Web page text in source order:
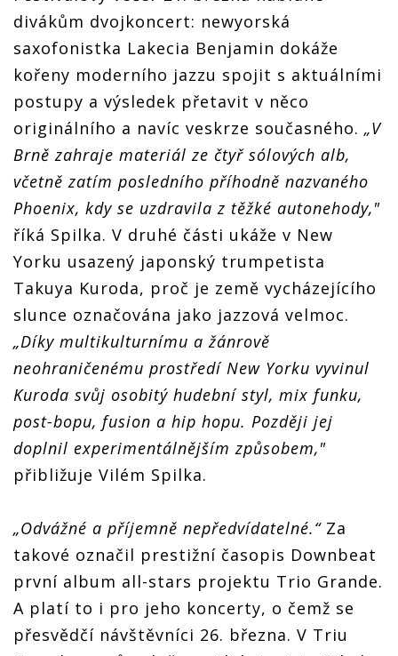
divákům dvojkoncert: newyorská
saxofonistka Lakecia Benjamin dokáže
kořeny moderního jazzu spojit s aktuálními
postupy a výsledek přetavit v něco
originálního a navíc veskrze současného. „V
Brně zahraje materiál ze čtyř sólových alb,
včetně zatím posledního příhodně nazvaného
Phoenix, kdy se uzdravila z těžké autonehody,"
říká Spilka. V druhé části ukáže v New
Yorku usazený japonský trumpetista
Takuya Kuroda, proč je země vycházejícího
slunce označována jako jazzová velmoc.
„Díky multikulturnímu a žánrově
neohraničenému prostředí New Yorku vyvinul
Kuroda svůj osobitý hudební styl, mix funku,
post-bopu, fusion a hip hopu. Později jej
doplnil experimentálnějším způsobem,"
přibližuje Vilém Spilka.
„Odvážné a příjemně nepředvídatelné.“Za
takové označil prestižní časopis Downbeat
první album all-stars projektu Trio Grande.
A platí to i pro jeho koncerty, o čemž se
přesvědčí návštěvníci 26. března. V Triu